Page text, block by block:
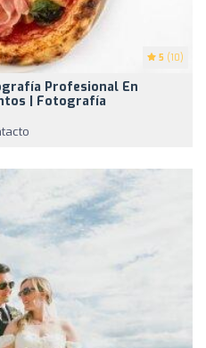
5 (10)
Profesional En
| Fotografía